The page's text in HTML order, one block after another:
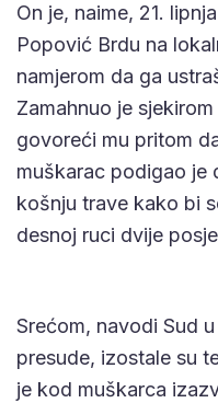
On je, naime, 21.
Popović Brdu na
namjerom da ga
Zamahnuo je
govoreći mu pritom
muškarac podigao je
košnju trave kako bi
desnoj ruci dvije
Srećom, navodi Sud
presude, izostale su
je kod muškarca